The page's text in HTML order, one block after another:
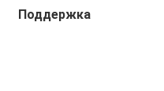
Поддержка